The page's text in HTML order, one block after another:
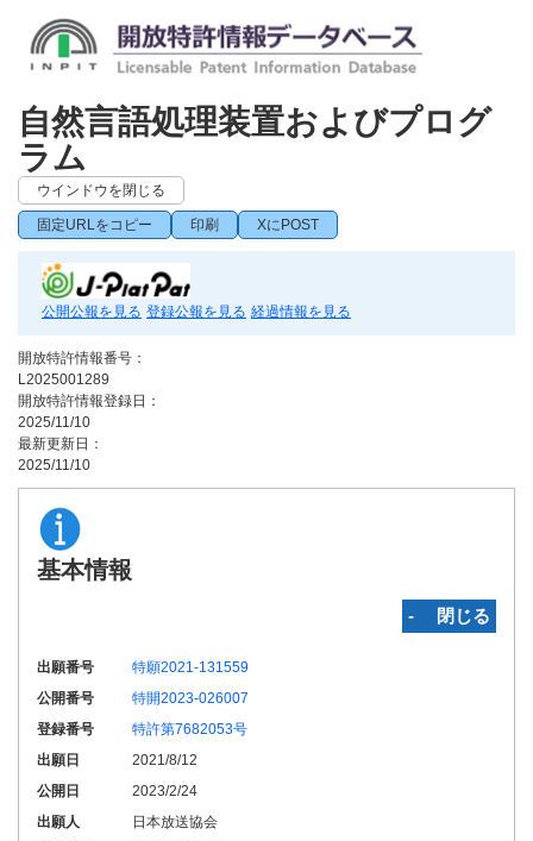
自然言語処理装置およびプログ
ラム
ウインドウを閉じる
固定URLをコピー 印刷 XにPOST
公開公報を見る 登録公報を見る 経過情報を見る
開放特許情報番号：
L2025001289
開放特許情報登録日：
2025/11/10
最新更新日：
2025/11/10
基本情報
‐ 閉じる
出願番号
特願2021-131559
公開番号
特開2023-026007
登録番号
特許第7682053号
出願日
2021/8/12
公開日
2023/2/24
出願人
日本放送協会